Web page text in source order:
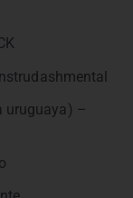
uruguaya) –